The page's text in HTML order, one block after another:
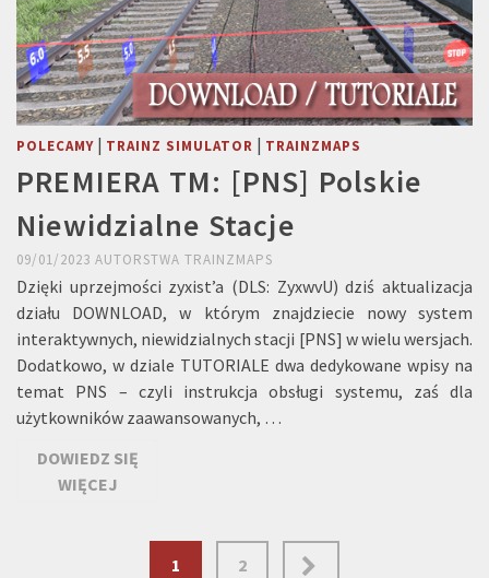
POLECAMY | TRAINZ SIMULATOR | TRAINZMAPS
PREMIERA TM: [PNS] Polskie
Niewidzialne Stacje
09/01/2023 AUTORSTWA TRAINZMAPS
Dzięki uprzejmości zyxist’a (DLS: ZyxwvU) dziś aktualizacja
działu DOWNLOAD, w którym znajdziecie nowy system
interaktywnych, niewidzialnych stacji [PNS] w wielu wersjach.
Dodatkowo, w dziale TUTORIALE dwa dedykowane wpisy na
temat PNS – czyli instrukcja obsługi systemu, zaś dla
użytkowników zaawansowanych, …
DOWIEDZ SIĘ
WIĘCEJ
Stronicowanie
1 2